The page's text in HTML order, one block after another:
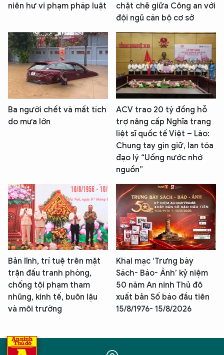
niên hư vi phạm pháp luật
chặt chẽ giữa Công an với
đội ngũ cán bộ cơ sở
Ba người chết và mất tích
do mưa lớn
ACV trao 20 tỷ đồng hỗ
trợ nâng cấp Nghĩa trang
liệt sĩ quốc tế Việt – Lào:
Chung tay gìn giữ, lan tỏa
đạo lý “Uống nước nhớ
nguồn”
Bản lĩnh, trí tuệ trên mặt
trận đấu tranh phòng,
chống tội phạm tham
nhũng, kinh tế, buôn lậu
và môi trường
Khai mạc ‘Trưng bày
Sách- Báo- Ảnh’ kỷ niệm
50 năm An ninh Thủ đô
xuất bản Số báo đầu tiên
15/8/1976- 15/8/2026